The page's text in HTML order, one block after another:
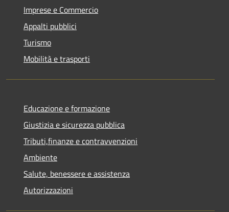
Imprese e Commercio
Appalti pubblici
Turismo
Mobilità e trasporti
Educazione e formazione
Giustizia e sicurezza pubblica
Tributi,finanze e contravvenzioni
Ambiente
Salute, benessere e assistenza
Autorizzazioni